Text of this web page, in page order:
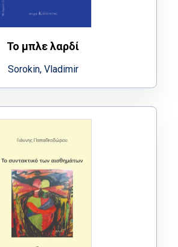
Το μπλε λαρδί
Sorokin, Vladimir